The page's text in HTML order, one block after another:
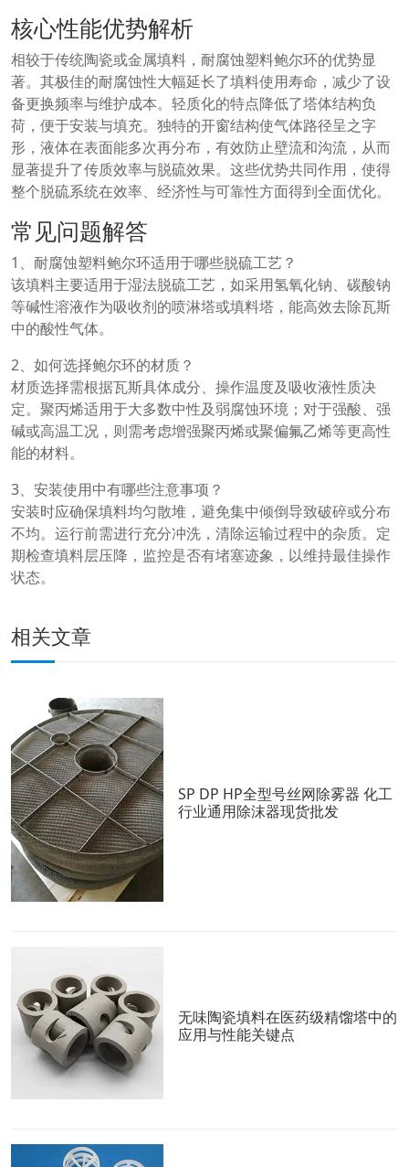
核心性能优势解析
相较于传统陶瓷或金属填料，耐腐蚀塑料鲍尔环的优势显
著。其极佳的耐腐蚀性大幅延长了填料使用寿命，减少了设
备更换频率与维护成本。轻质化的特点降低了塔体结构负
荷，便于安装与填充。独特的开窗结构使气体路径呈之字
形，液体在表面能多次再分布，有效防止壁流和沟流，从而
显著提升了传质效率与脱硫效果。这些优势共同作用，使得
整个脱硫系统在效率、经济性与可靠性方面得到全面优化。
常见问题解答
1、耐腐蚀塑料鲍尔环适用于哪些脱硫工艺？
该填料主要适用于湿法脱硫工艺，如采用氢氧化钠、碳酸钠
等碱性溶液作为吸收剂的喷淋塔或填料塔，能高效去除瓦斯
中的酸性气体。
2、如何选择鲍尔环的材质？
材质选择需根据瓦斯具体成分、操作温度及吸收液性质决
定。聚丙烯适用于大多数中性及弱腐蚀环境；对于强酸、强
碱或高温工况，则需考虑增强聚丙烯或聚偏氟乙烯等更高性
能的材料。
3、安装使用中有哪些注意事项？
安装时应确保填料均匀散堆，避免集中倾倒导致破碎或分布
不均。运行前需进行充分冲洗，清除运输过程中的杂质。定
期检查填料层压降，监控是否有堵塞迹象，以维持最佳操作
状态。
相关文章
SP DP HP全型号丝网除雾器 化工
行业通用除沫器现货批发
无味陶瓷填料在医药级精馏塔中的
应用与性能关键点